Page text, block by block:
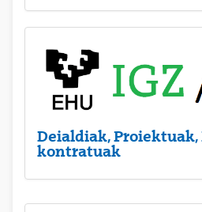
Deialdiak,
kontratuak